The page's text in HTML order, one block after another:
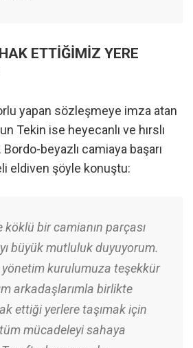
ETTİĞİMİZ YERE
yapan sözleşmeye imza atan
Tekin ise heyecanlı ve hırslı
beyazlı camiaya başarı
eldiven şöyle konuştu:
köklü bir camianın parçası
büyük mutluluk duyuyorum.
kurulumuza teşekkür
arkadaşlarımla birlikte
ettiği yerlere taşımak için
mücadeleyi sahaya